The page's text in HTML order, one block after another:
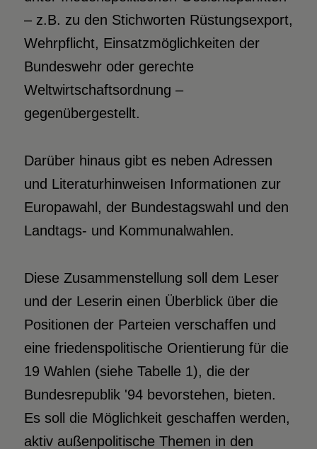
– z.B. zu den Stichworten Rüstungsexport,
Wehrpflicht, Einsatzmöglichkeiten der
Bundeswehr oder gerechte
Weltwirtschaftsordnung –
gegenübergestellt.
Darüber hinaus gibt es neben Adressen
und Literaturhinweisen Informationen zur
Europawahl, der Bundestagswahl und den
Landtags- und Kommunalwahlen.
Diese Zusammenstellung soll dem Leser
und der Leserin einen Überblick über die
Positionen der Parteien verschaffen und
eine friedenspolitische Orientierung für die
19 Wahlen (siehe Tabelle 1), die der
Bundesrepublik '94 bevorstehen, bieten.
Es soll die Möglichkeit geschaffen werden,
aktiv außenpolitische Themen in den